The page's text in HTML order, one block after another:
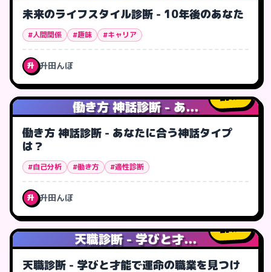
未来のライフスタイル診断 - 10年後のあなた
#人間関係 #趣味 #キャリア
升 升田んぼ
働き方 神話診断 - あ...
1人
働き方 神話診断 - あなたに合う神話タイプ
は？
#自己分析 #働き方 #適性診断
升 升田んぼ
天職診断 - 学びと才...
4人
天職診断 - 学びと才能で運命の職業を見つけ